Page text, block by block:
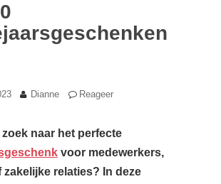
Dianne Reageer
zoek naar het perfecte
voor medewerkers,
zakelijke relaties? In deze